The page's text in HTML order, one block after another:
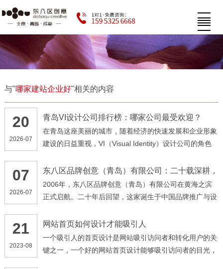
与"哪家建站企业好"相关的内容
20
2026-07
青岛VI设计公司排行榜：哪家公司最受欢迎？
在青岛这座美丽的城市，随着经济的快速发展和企业形象
建设的日益重视，VI（Visual Identity）设计公司的角色
释，更是一种文化和价值的表达。那么，在这样一个竞争
激烈的市场中，哪家ip设计公司最受欢迎呢？让我们一探
究竟。
07
2026-07
东八区品牌创意（青岛）有限公司：二十载深耕，
以创意点亮品牌未来
2006年，东八区品牌创意（青岛）有限公司在黄海之滨
正式启航。二十年后回望，这家诞生于中国品牌推广与设
品牌传播全层面的一站式品牌策略机构。
21
2023-08
网站首页如何设计才能吸引人
一个吸引人的首页设计是网站吸引访问者和转化用户的关
键之一，一个好的网站首页设计能够吸引访问者的目光，